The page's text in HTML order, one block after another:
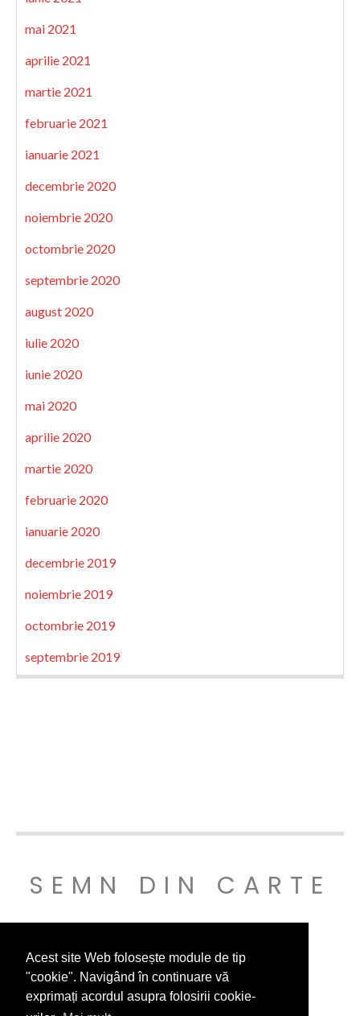
Acest site Web folosește module de tip
"cookie". Navigând în continuare vă
exprimați acordul asupra folosirii cookie-
mai 2021
aprilie 2021
martie 2021
februarie 2021
ianuarie 2021
decembrie 2020
noiembrie 2020
octombrie 2020
septembrie 2020
august 2020
iulie 2020
iunie 2020
mai 2020
aprilie 2020
martie 2020
februarie 2020
ianuarie 2020
decembrie 2019
noiembrie 2019
octombrie 2019
septembrie 2019
SEMN DIN CARTE